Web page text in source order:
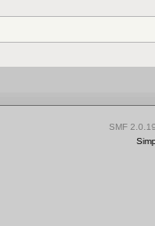
SMF